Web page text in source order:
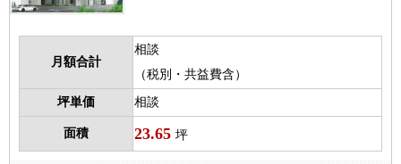
月額合計
相談
（税別・共益費含）
坪単価 相談
面積 23.65 坪